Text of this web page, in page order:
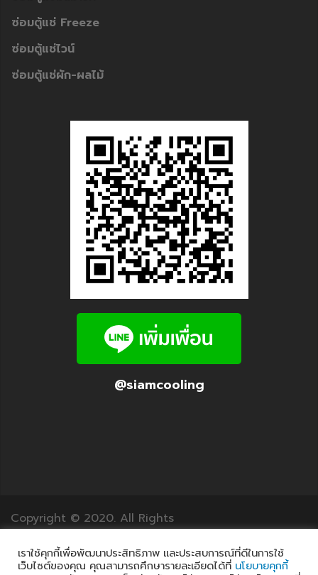
ซ่อมตู้แช่ Freeze
ซ่อมตู้แช่ไวน์
ซ่อมตู้แช่ผัก-ผลไม้
@siamcooling
Copyright © 2020. All Rights
Reserved.12Translation.com
เราใช้คุกกี้เพื่อพัฒนาประสิทธิภาพ และประสบการณ์ที่ดีในการใช้
เว็บไซต์ของคุณ คุณสามารถศึกษารายละเอียดได้ที่ นโยบายคุกกี้